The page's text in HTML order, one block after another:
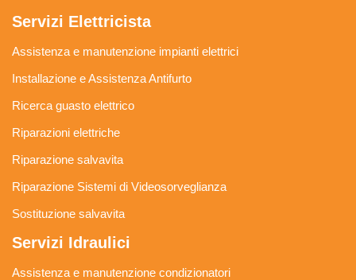
Servizi Elettricista
Assistenza e manutenzione impianti elettrici
Installazione e Assistenza Antifurto
Ricerca guasto elettrico
Riparazioni elettriche
Riparazione salvavita
Riparazione Sistemi di Videosorveglianza
Sostituzione salvavita
Servizi Idraulici
Assistenza e manutenzione condizionatori